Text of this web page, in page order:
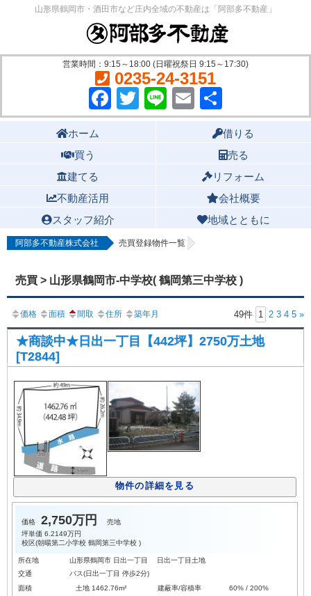
山形県鶴岡市・酒田市など庄内全域の不動産は「阿部多不動産」
営業時間：9:15～18:00 (日曜祝祭日 9:15～17:30)
0235-24-3151
Facebook
Twitter
LineEmail
有
ホーム
借りる
買う
売る
建てる
リフォーム
不動産活用
会社概要
スタッフ紹介
地域とともに
阿部多不動産株式会社 売買登録物件一覧
売買 > 山形県鶴岡市-中学校( 鶴岡第三中学校 )
価格 面積 間取 住所 築年月 49件 1 2 3 4 5 »
★商談中★日出一丁目【442坪】2750万土地
[T2844]
物件の詳細を見る
価格 2,750万円
売地
坪単価 6.2149万円
校区(朝暘第二小学校 鶴岡第三中学校 )
所在地
山形県鶴岡市 日出一丁目 日出一丁目土地
交通
バス(日出一丁目 停歩2分)
面積
土地 1462.76m² 建蔽率/容積率
60% / 200%